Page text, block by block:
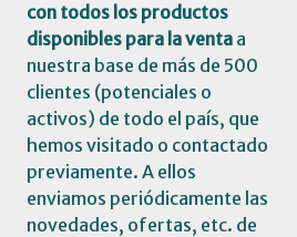
con todos los productos
disponibles para la venta a
nuestra base de más de 500
clientes (potenciales o
activos) de todo el país, que
hemos visitado o contactado
previamente. A ellos
enviamos periódicamente las
novedades, ofertas, etc. de